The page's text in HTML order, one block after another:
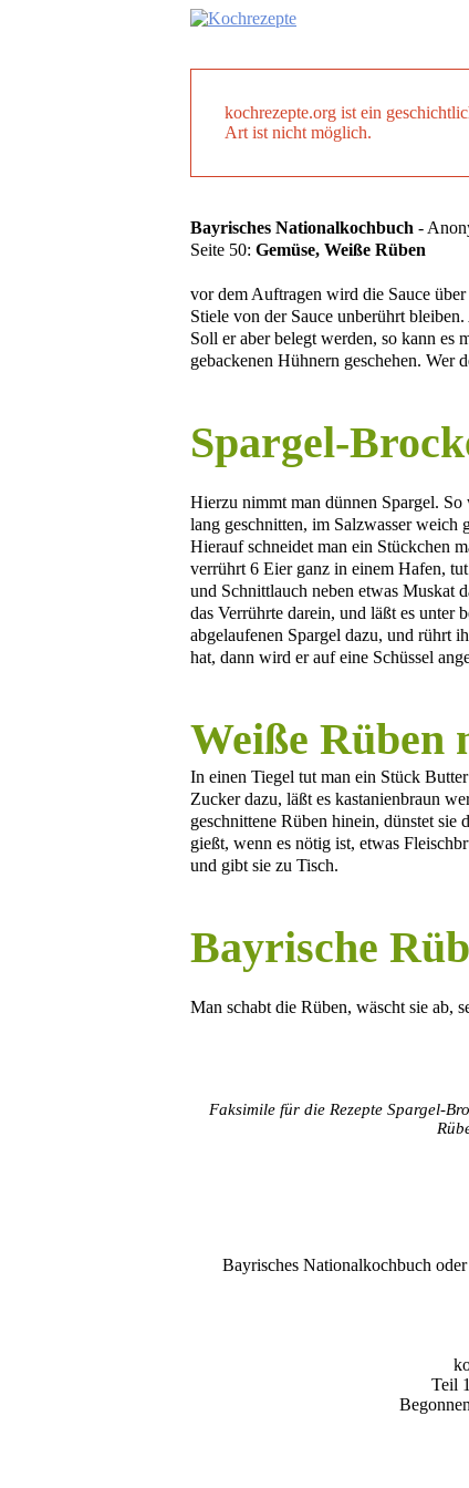
kochrezepte.org ist ein
Art ist nicht möglich.
Bayrisches Nationalkochbuch -
Seite 50: Gemüse, Weiße Rüben
vor dem Auftragen wird die Sauce
Stiele von der Sauce unberührt
Soll er aber belegt werden, so kann es
gebackenen Hühnern geschehen. Wer
Spargel-
Hierzu nimmt man dünnen Spargel.
lang geschnitten, im Salzwasser weich
Hierauf schneidet man ein Stückchen
verrührt 6 Eier ganz in einem Hafen,
und Schnittlauch neben etwas Muskat
das Verrührte darein, und läßt es unter
abgelaufenen Spargel dazu, und rührt
hat, dann wird er auf eine Schüssel
Weiße Rüben
In einen Tiegel tut man ein Stück
Zucker dazu, läßt es kastanienbraun
geschnittene Rüben hinein, dünstet
gießt, wenn es nötig ist, etwas
und gibt sie zu Tisch.
Bayrische
Man schabt die Rüben, wäscht sie ab,
Faksimile für die Rezepte Spargel-
Bayrisches Nationalkochbuch
Teil